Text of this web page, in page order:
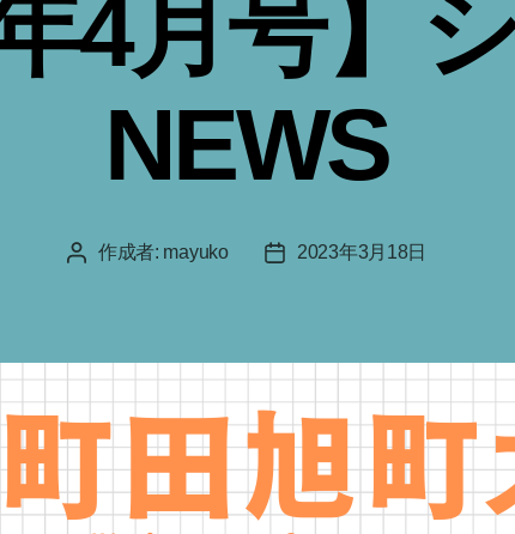
ー
年4月号】
NEWS
投 作成者: mayuko
投
2023年3月18日